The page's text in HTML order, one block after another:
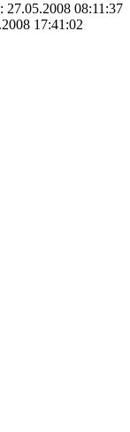
27.05.2008 08:11:37
17:41:02